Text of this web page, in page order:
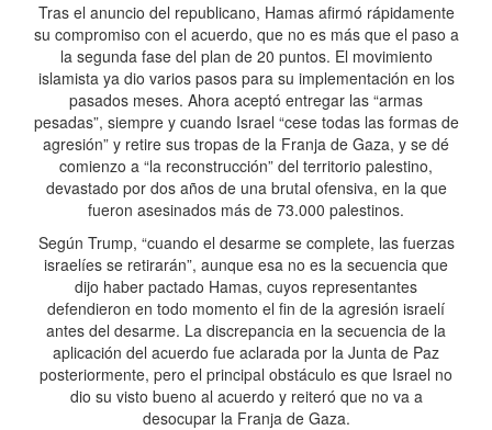
Tras el anuncio del republicano, Hamas afirmó rápidamente
su compromiso con el acuerdo, que no es más que el paso a
la segunda fase del plan de 20 puntos. El movimiento
islamista ya dio varios pasos para su implementación en los
pasados meses. Ahora aceptó entregar las “armas
pesadas”, siempre y cuando Israel “cese todas las formas de
agresión” y retire sus tropas de la Franja de Gaza, y se dé
comienzo a “la reconstrucción” del territorio palestino,
devastado por dos años de una brutal ofensiva, en la que
fueron asesinados más de 73.000 palestinos.
Según Trump, “cuando el desarme se complete, las fuerzas
israelíes se retirarán”, aunque esa no es la secuencia que
dijo haber pactado Hamas, cuyos representantes
defendieron en todo momento el fin de la agresión israelí
antes del desarme. La discrepancia en la secuencia de la
aplicación del acuerdo fue aclarada por la Junta de Paz
posteriormente, pero el principal obstáculo es que Israel no
dio su visto bueno al acuerdo y reiteró que no va a
desocupar la Franja de Gaza.